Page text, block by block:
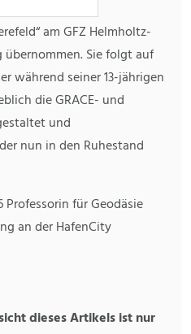
am GFZ Helmholtz-
Sie folgt auf
während seiner 13-jährigen
die GRACE- und
und
nun in den Ruhestand
für Geodäsie
an der HafenCity
dieses Artikels ist nur